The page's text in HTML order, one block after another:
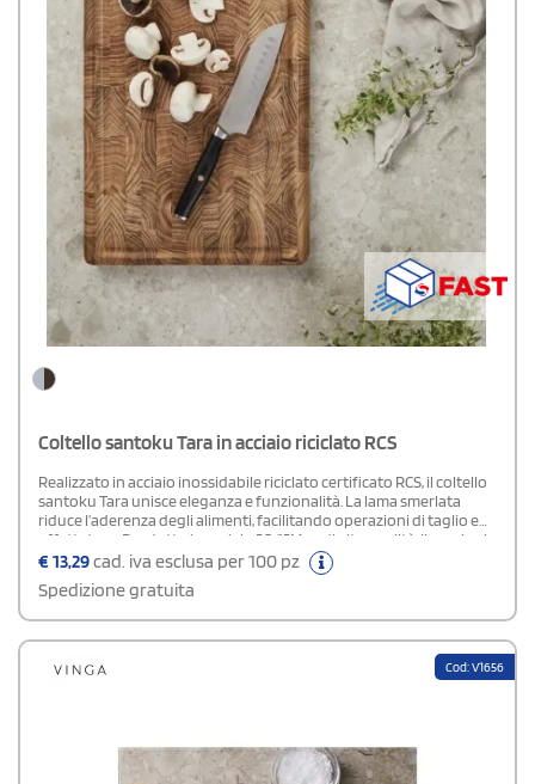
Coltello santoku Tara in acciaio riciclato RCS
Realizzato in acciaio inossidabile riciclato certificato RCS, il coltello
santoku Tara unisce eleganza e funzionalità. La lama smerlata
riduce l’aderenza degli alimenti, facilitando operazioni di taglio e
affettatura. Prodotto in acciaio 5Cr15Mov di alta qualità. Il manico in
Pakkawood garantisce una presa confortevole e stabile, mentre il
bilanciamento accurato della lama contribuisce a un utilizzo
semplice e preciso. Le dimensioni complessive sono di 25,6 cm, con
una lama da 14 cm. Per mantenerne la qualità si consiglia il lavaggio
completamente controllata dei materiali riciclati, che in questo
utensile rappresentano il 24% del peso totale.
€13,29cad. iva esclusa per 100 pz
Spedizione gratuita
Cod: V1656